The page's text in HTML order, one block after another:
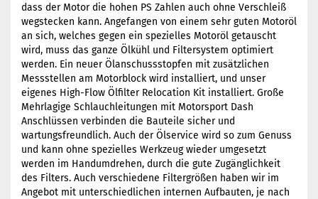
dass der Motor die hohen PS Zahlen auch ohne Verschleiß
wegstecken kann. Angefangen von einem sehr guten Motoröl
an sich, welches gegen ein spezielles Motoröl getauscht
wird, muss das ganze Ölkühl und Filtersystem optimiert
werden. Ein neuer Ölanschussstopfen mit zusätzlichen
Messstellen am Motorblock wird installiert, und unser
eigenes High-Flow Ölfilter Relocation Kit installiert. Große
Mehrlagige Schlauchleitungen mit Motorsport Dash
Anschlüssen verbinden die Bauteile sicher und
wartungsfreundlich. Auch der Ölservice wird so zum Genuss
und kann ohne spezielles Werkzeug wieder umgesetzt
werden im Handumdrehen, durch die gute Zugänglichkeit
des Filters. Auch verschiedene Filtergrößen haben wir im
Angebot mit unterschiedlichen internen Aufbauten, je nach